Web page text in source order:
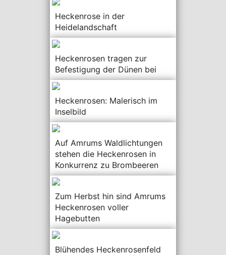
Heckenrose in der
Heidelandschaft
Heckenrosen tragen zur
Befestigung der Dünen bei
Heckenrosen: Malerisch im
Inselbild
Auf Amrums Waldlichtungen
stehen die Heckenrosen in
Konkurrenz zu Brombeeren
Zum Herbst hin sind Amrums
Heckenrosen voller
Hagebutten
Blühendes Heckenrosenfeld